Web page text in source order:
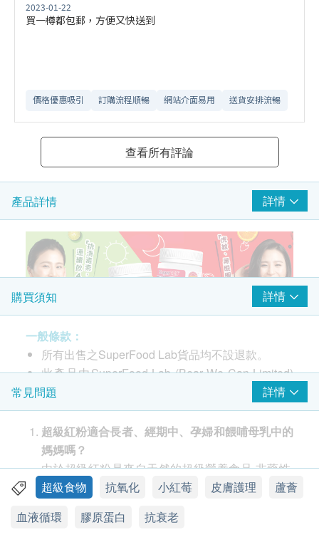
2023-01-22
買一樽都包郵，方便又快送到
價格優惠吸引 訂購流程順暢 網站介面易用 送貨安排流暢
查看所有評論
產品詳情 詳情
品牌
SuperFood Lab
產地
澳洲
包裝
300克
購買須知 詳情
一般條款：
所有出售之SuperFood Lab貨品均不設退款。
此產品由SuperFood Lab (Bear We Can Limited)
提供。
如有任何爭議，SuperFood Lab (Bear We Can
Limited)及健康網購health.ESDlife保留最終決議
權。
送貨條款：
購買SuperFood Lab產品總額滿HK$400，即可享
本地免費送貨服務。賬單總額未滿HK$400需附加
常見問題 詳情
超級紅粉適合長者、經期中、孕婦和餵哺母乳中的
媽媽嗎？
由於超級紅粉是來自天然的超級營養食品,非藥性,
所以適合任何人士飲用,但始終各人體質不同,如有
超級食物 抗氧化 小紅莓 皮膚護理
蘆薈
血液循環
膠原蛋白 抗衰老